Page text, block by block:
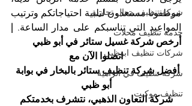
شركة تنظيف محال تجارية
خدمة تنظيف محلات
شركات تنظيف ابوظبي
شركة تنظيف في الزاهية
تنظيف موكيت
المواعيد التي تناسبكم على مدار الساعة.
أرخص شركة غسيل ستائر في أبو ظبي
اتصلوا الآن مع
أفضل شركة تنظيف ستائر بالبخار في بوابة
أبو ظبي
شركة التعاون الذهبي، نتشرف بخدمتكم